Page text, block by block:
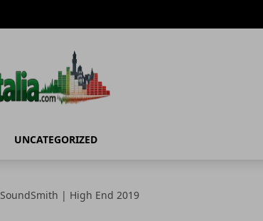
UNCATEGORIZED
SoundSmith | High End 2019